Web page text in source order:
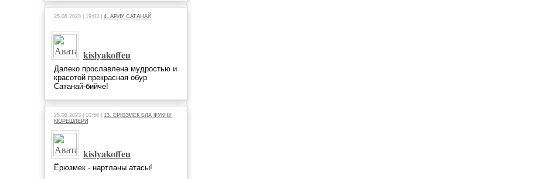
25.08.2023 | 19:03 | 4. АРИУ САТАНАЙ
kislyakoffeu
Далеко прославлена мудростью и
красотой прекрасная обур
Сатанай-бийче!
25.08.2023 | 10:56 | 13. ЁРЮЗМЕК БЛА ФУКНУ
КЮРЕШЛЕРИ
kislyakoffeu
Ёрюзмек - нартланы атасы!